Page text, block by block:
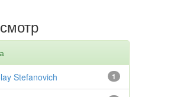
1
Stefanovich